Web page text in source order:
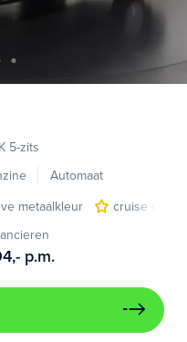
5-zits
Automaat
metaalkleur
cruise
p.m.